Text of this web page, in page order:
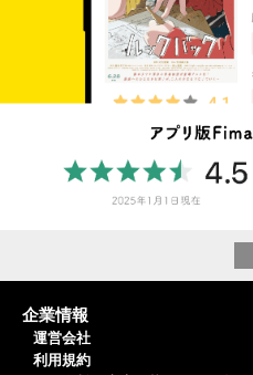
企業情報
運営会社
利用規約